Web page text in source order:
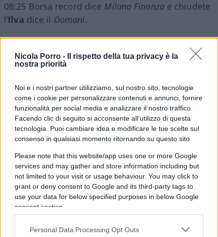
Nicola Porro -
Il rispetto della tua privacy è la
nostra priorità
Noi e i nostri partner utilizziamo, sul nostro sito, tecnologie
come i cookie per personalizzare contenuti e annunci, fornire
funzionalità per social media e analizzare il nostro traffico.
Facendo clic di seguito si acconsente all'utilizzo di questa
tecnologia. Puoi cambiare idea e modificare le tue scelte sul
consenso in qualsiasi momento ritornando su questo sito
Please note that this website/app uses one or more Google
services and may gather and store information including but
not limited to your visit or usage behaviour. You may click to
grant or deny consent to Google and its third-party tags to
use your data for below specified purposes in below Google
consent section.
Personal Data Processing Opt Outs
08:25 Borsa record dice Milano Finanzae chiudete
l’Ilva dice il Domani.
amministrative mentreBerlusconiparla con il
Giornale, sta meglio ma addolorato per la nascita
del nuovo partito diBrugnaro.
12:05 La vergogna della targa sbagliata a Roma di
Carlo Azeglio Ciampi.
13:25ConteeCasaleggiosul ring, titolo e foto
nella prima pagina delFatto.